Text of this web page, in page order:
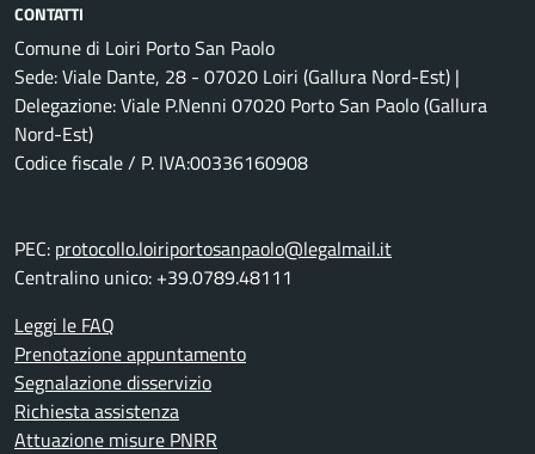
CONTATTI
Comune di Loiri Porto San Paolo
Sede: Viale Dante, 28 - 07020 Loiri (Gallura Nord-Est) |
Delegazione: Viale P.Nenni 07020 Porto San Paolo (Gallura
Nord-Est)
Codice fiscale / P. IVA:00336160908
PEC: protocollo.loiriportosanpaolo@legalmail.it
Centralino unico: +39.0789.48111
Leggi le FAQ
Prenotazione appuntamento
Segnalazione disservizio
Richiesta assistenza
Attuazione misure PNRR